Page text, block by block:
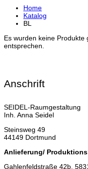
Home
Katalog
BL
Es wurden keine Produkte
entsprechen.
Anschrift
SEIDEL-Raumgestaltung
Inh. Anna Seidel
Steinsweg 49
44149 Dortmund
Anlieferung/
Gahlenfeldstraße 42b,